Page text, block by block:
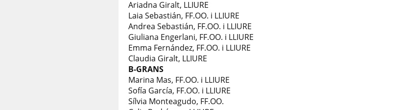
Ariadna Giralt, LLIURE
Laia Sebastián, FF.OO. i LLIURE
Andrea Sebastián, FF.OO. i LLIURE
Giuliana Engerlani, FF.OO. i LLIURE
Emma Fernández, FF.OO. i LLIURE
Claudia Giralt, LLIURE
B-GRANS
Marina Mas, FF.OO. i LLIURE
Sofía García, FF.OO. i LLIURE
Sílvia Monteagudo, FF.OO.